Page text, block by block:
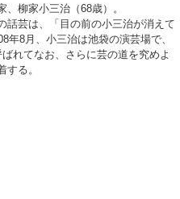
柳家小三治（68歳）。
話芸は、「目の前の小三治が消えて
年8月、小三治は池袋の演芸場で、
れてなお、さらに芸の道を究めよ
る。